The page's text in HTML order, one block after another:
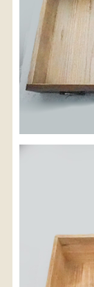
2557 2729
2990
2905